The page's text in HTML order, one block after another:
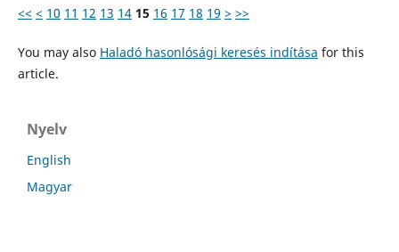
<< < 10 11 12 13 14 15 16 17 18 19 > >>
You may also Haladó hasonlósági keresés indítása for this
article.
Nyelv
English
Magyar